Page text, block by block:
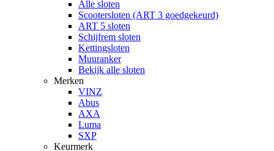
Alle sloten
Scootersloten (ART 3 goedgekeurd)
ART 5 sloten
Schijfrem sloten
Kettingsloten
Muuranker
Bekijk alle sloten
Merken
VINZ
Abus
AXA
Luma
SXP
Keurmerk